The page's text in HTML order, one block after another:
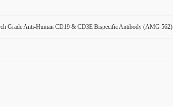
Grade Anti-Human CD19 & CD3E Bispecific Antibody (AMG 562)